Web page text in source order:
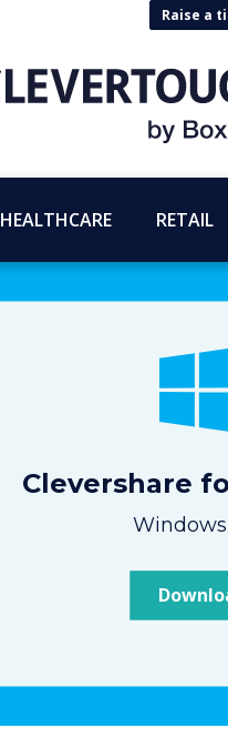
Raise a
HEALTHCARE RETAIL
Clevershare
Windows